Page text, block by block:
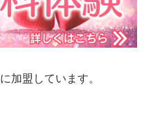
に加盟しています。